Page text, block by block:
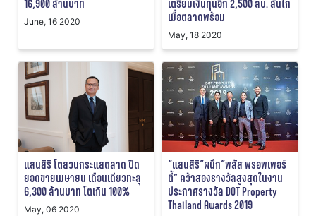
16,900 ล้านบาท
June, 16 2020
เตรียมเงินทุนอีก 2,500 ลบ. ลั่นไก
เมื่อตลาดพร้อม
May, 18 2020
แสนสิริ โตสวนกระแสตลาด ปิด
ยอดขายเมษายน เดือนเดียวทะลุ
6,300 ล้านบาท โตเกิน 100%
May, 06 2020
“แสนสิริ”ผนึก”พลัส พรอพเพอร์
ตี้” คว้าสองรางวัลสูงสุดในงาน
ประกาศรางวัล DOT Property
Thailand Awards 2019